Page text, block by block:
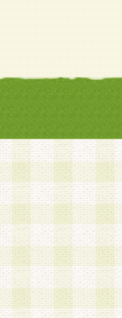
ぱくすく食
m
個人情報を与
意をいただけ
お問い合わせ